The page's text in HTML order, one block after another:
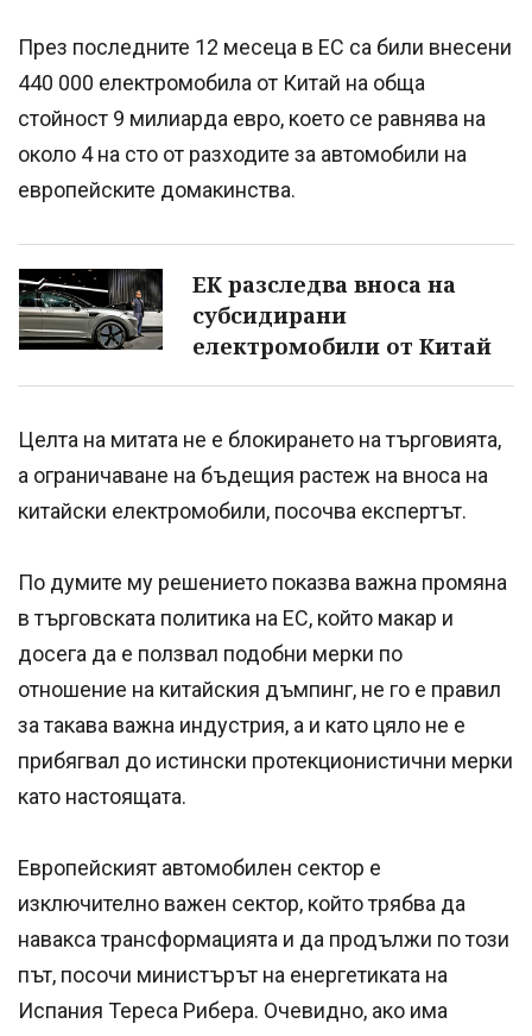
През последните 12 месеца в ЕС са били внесени
440 000 електромобила от Китай на обща
стойност 9 милиарда евро, което се равнява на
около 4 на сто от разходите за автомобили на
европейските домакинства.
ЕК разследва вноса на
субсидирани
електромобили от Китай
Целта на митата не е блокирането на търговията,
а ограничаване на бъдещия растеж на вноса на
китайски електромобили, посочва експертът.
По думите му решението показва важна промяна
в търговската политика на ЕС, който макар и
досега да е ползвал подобни мерки по
отношение на китайския дъмпинг, не го е правил
за такава важна индустрия, а и като цяло не е
прибягвал до истински протекционистични мерки
като настоящата.
Европейският автомобилен сектор е
изключително важен сектор, който трябва да
навакса трансформацията и да продължи по този
път, посочи министърът на енергетиката на
Испания Тереса Рибера. Очевидно, ако има